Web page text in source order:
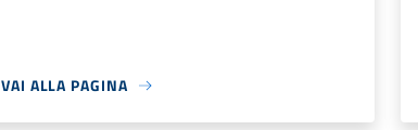
VAI ALLA PAGINA